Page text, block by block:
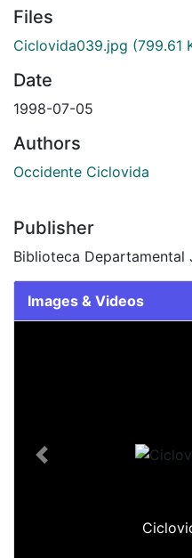
Files
Ciclovida039.jpg (799.61
Date
1998-07-05
Authors
Occidente Ciclovida
Publisher
Biblioteca Departamental
Images & Videos
Previous